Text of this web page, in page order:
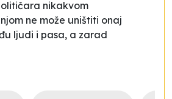
nikakvom
ne može uništiti onaj
ljudi i pasa, a zarad